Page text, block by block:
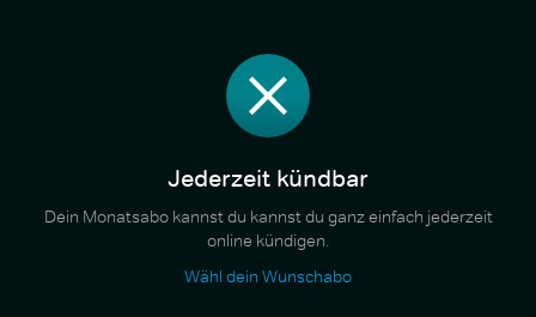
Jederzeit kündbar
Dein Monatsabo kannst du kannst du ganz einfach jederzeit
online kündigen.
Wähl dein Wunschabo